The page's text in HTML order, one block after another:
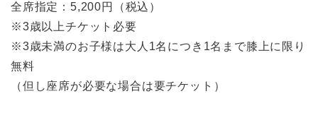
全席指定：5,200円（税込）
※3歳以上チケット必要
※3歳未満のお子様は大人1名につき1名まで膝上に限り
無料
（但し座席が必要な場合は要チケット）